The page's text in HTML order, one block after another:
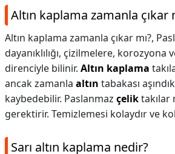
Altın kaplama zamanla çıkar
Altın kaplama zamanla çıkar mı?,
dayanıklılığı, çizilmelere, korozyona
direnciyle bilinir. Altın kaplama
ancak zamanla altın tabakası
kaybedebilir. Paslanmaz çeliktakılar
gerektirir. Temizlemesi kolaydır ve
Sarı altın kaplama nedir?